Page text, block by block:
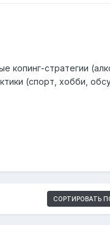
стратегии
(спорт, хобби,
СОРТИРОВАТЬ